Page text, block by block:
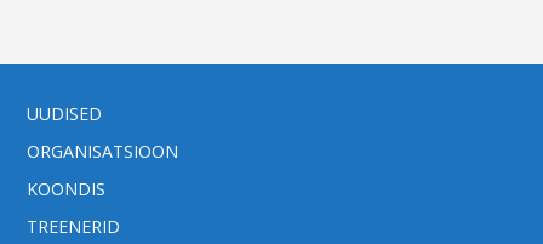
UUDISED
ORGANISATSIOON
KOONDIS
TREENERID